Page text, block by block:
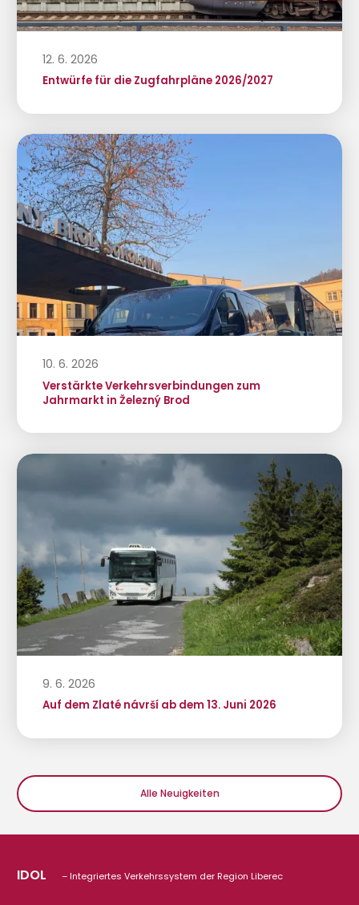
12. 6. 2026
Entwürfe für die Zugfahrpläne 2026/2027
10. 6. 2026
Verstärkte Verkehrsverbindungen zum
Jahrmarkt in Železný Brod
9. 6. 2026
Auf dem Zlaté návrší ab dem 13. Juni 2026
Alle Neuigkeiten
IDOL – Integriertes Verkehrssystem der Region Liberec